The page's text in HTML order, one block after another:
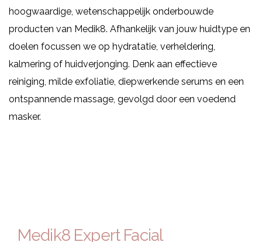
hoogwaardige, wetenschappelijk onderbouwde
producten van Medik8. Afhankelijk van jouw huidtype en
doelen focussen we op hydratatie, verheldering,
kalmering of huidverjonging. Denk aan effectieve
reiniging, milde exfoliatie, diepwerkende serums en een
ontspannende massage, gevolgd door een voedend
masker.
Medik8 Expert Facial